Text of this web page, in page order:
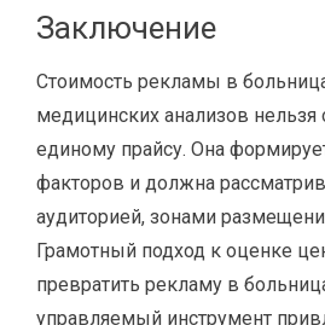
Заключение
Стоимость рекламы в
медицинских анализов нельзя
единому прайсу. Она
факторов и должна
аудиторией, зонами
Грамотный подход к оценке
превратить рекламу в
управляемый инструмент